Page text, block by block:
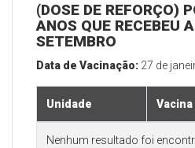
(DOSE DE REFORÇO)
ANOS QUE RECEBEU
SETEMBRO
Data de Vacinação: 27 de
Unidade Vacina
Nenhum resultado foi